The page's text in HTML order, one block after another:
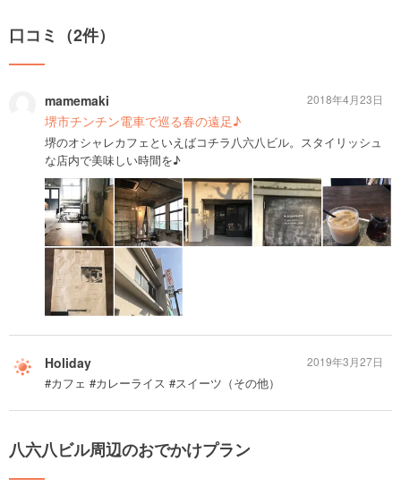
口コミ（2件）
mamemaki
堺市チンチン電車で巡る春の遠足♪
堺のオシャレカフェといえばコチラ八六八ビル。スタイリッシュ
な店内で美味しい時間を♪
2018年4月23日
Holiday
#カフェ #カレーライス #スイーツ（その他）
2019年3月27日
八六八ビル周辺のおでかけプラン